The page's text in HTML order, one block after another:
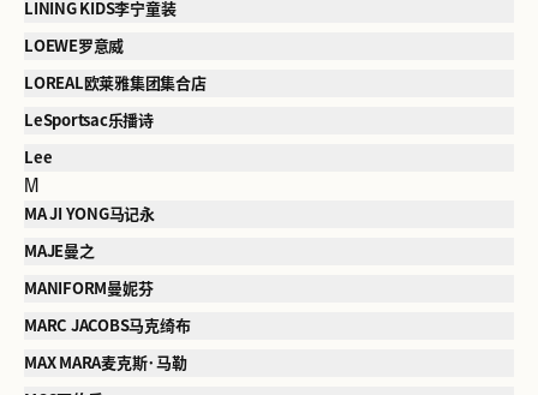
LINING KIDS李宁童装
LOEWE罗意威
LOREAL欧莱雅集团集合店
LeSportsac乐播诗
Lee
M
MA JI YONG马记永
MAJE曼之
MANIFORM曼妮芬
MARC JACOBS马克绮布
MAX MARA麦克斯·马勒